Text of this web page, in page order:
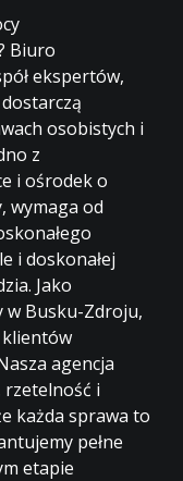
Biuro
ekspertów,
osobistych i
z
i ośrodek o
wymaga od
i doskonałej
Jako
w Busku-Zdroju,
klientów
agencja
rzetelność i
każda sprawa to
pełne
etapie